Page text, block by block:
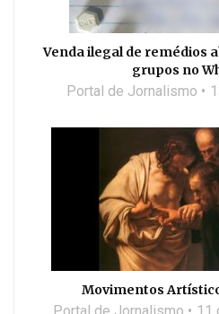
Venda ilegal de remédios
grupos no
Portal de Jornalismo
Movimentos